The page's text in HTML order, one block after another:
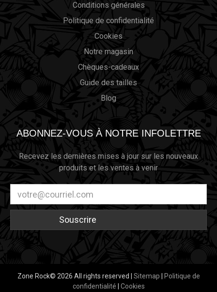
Conditions générales
Politique de confidentialité
Cookies
Notre magasin
Chèques-cadeaux
Guide des tailles
Blog
ABONNEZ-VOUS À NOTRE INFOLETTRE
Recevez les dernières mises à jour sur les nouveaux
produits et les ventes à venir
électronique
Zone Rock© 2026 All rights reserved | Sitemap
Politique de
confidentialité
Cookies